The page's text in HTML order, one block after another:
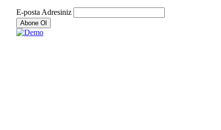
E-posta Adresiniz